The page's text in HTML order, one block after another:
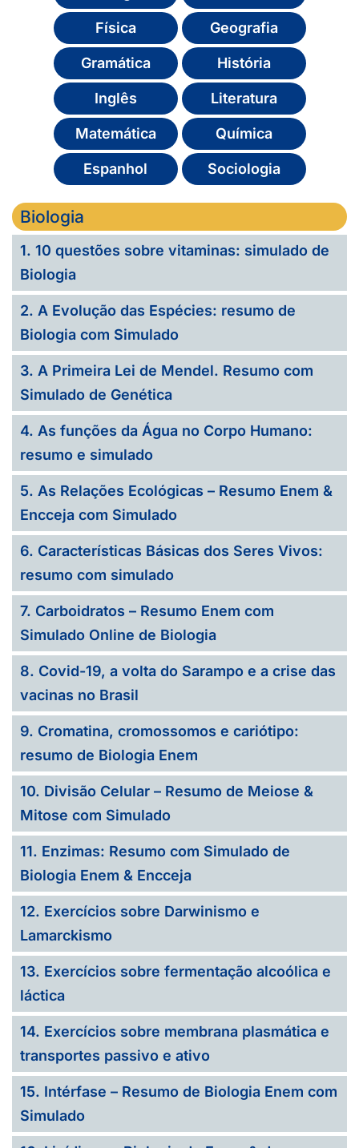
Física Geografia
Gramática História
Inglês Literatura
Matemática Química
Espanhol Sociologia
Biologia
1. 10 questões sobre vitaminas: simulado de
Biologia
2. A Evolução das Espécies: resumo de
Biologia com Simulado
3. A Primeira Lei de Mendel. Resumo com
Simulado de Genética
4. As funções da Água no Corpo Humano:
resumo e simulado
5. As Relações Ecológicas – Resumo Enem &
Encceja com Simulado
6. Características Básicas dos Seres Vivos:
resumo com simulado
7. Carboidratos – Resumo Enem com
Simulado Online de Biologia
8. Covid-19, a volta do Sarampo e a crise das
vacinas no Brasil
9. Cromatina, cromossomos e cariótipo:
resumo de Biologia Enem
10. Divisão Celular – Resumo de Meiose &
Mitose com Simulado
11. Enzimas: Resumo com Simulado de
Biologia Enem & Encceja
12. Exercícios sobre Darwinismo e
Lamarckismo
13. Exercícios sobre fermentação alcoólica e
láctica
14. Exercícios sobre membrana plasmática e
transportes passivo e ativo
15. Intérfase – Resumo de Biologia Enem com
Simulado